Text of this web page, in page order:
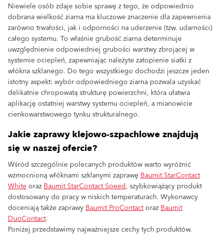
Niewiele osób zdaje sobie sprawę z tego, że odpowiednio
dobrana wielkość ziarna ma kluczowe znaczenie dla zapewnienia
zarówno trwałości, jak i odporności na uderzenie (tzw. udarności)
całego systemu. To właśnie grubość ziarna determinuje
uwzględnienie odpowiedniej grubości warstwy zbrojącej w
systemie ociepleń, zapewniając należyte zatopienie siatki z
włókna szklanego. Do tego wszystkiego dochodzi jeszcze jeden
istotny aspekt: wybór odpowiedniego ziarna pozwala uzyskać
delikatnie chropowatą strukturę powierzchni, która ułatwia
aplikację ostatniej warstwy systemu ociepleń, a mianowicie
cienkowarstwowego tynku strukturalnego.
Jakie zaprawy klejowo-szpachlowe znajdują
się w naszej ofercie?
Wśród szczególnie polecanych produktów warto wyróżnić
wzmocnioną włóknami szklanymi zaprawęBaumit StarContact
WhiteorazBaumit StarContact Speed, szybkowiążący produkt
dostosowany do pracy w niskich temperaturach. Wykonawcy
doceniają także zaprawyBaumit ProContactorazBaumit
DuoContact.
Poniżej przedstawimy najważniejsze cechy tych produktów.